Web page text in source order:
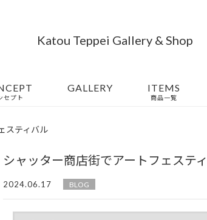
Katou Teppei Gallery & Shop
セプト
GALLERY ITEMS
商品一覧
スティバル
シャッター商店街でアートフェステ
2024.06.17 BLOG